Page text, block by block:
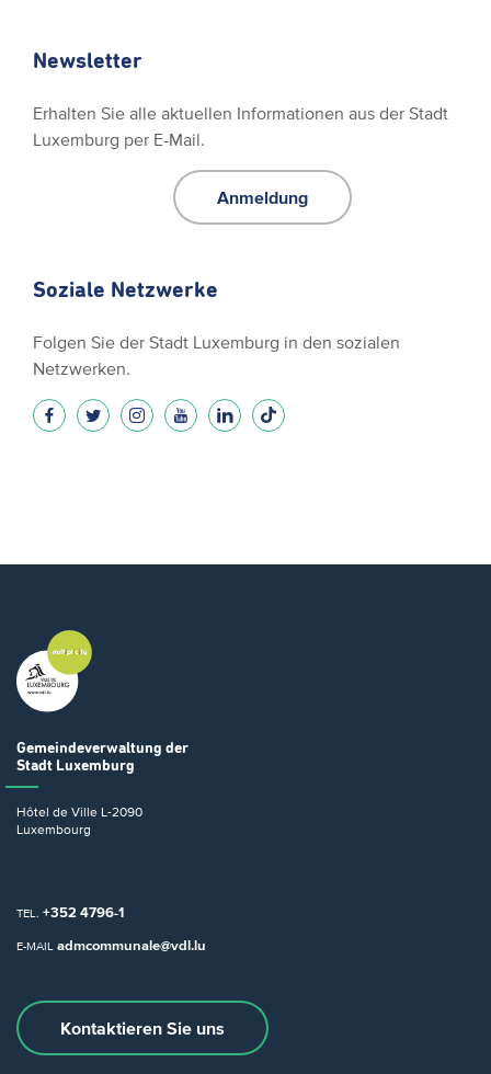
Newsletter
Erhalten Sie alle aktuellen Informationen aus der Stadt
Luxemburg per E-Mail.
Anmeldung
Soziale Netzwerke
Folgen Sie der Stadt Luxemburg in den sozialen
Netzwerken.
Gemeindeverwaltung der
Stadt Luxemburg
Hôtel de Ville L-2090
Luxembourg
TEL. +352 4796-1
E-MAIL admcommunale@vdl.lu
Kontaktieren Sie uns